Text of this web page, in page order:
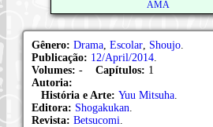
AMA
Gênero: Drama Escolar Shoujo
Publicação: 12/April/2014
Volumes: - Capítulos: 1
Autoria:
História e Arte: Yuu Mitsuha
Editora: Shogakukan
Revista: Betsucomi